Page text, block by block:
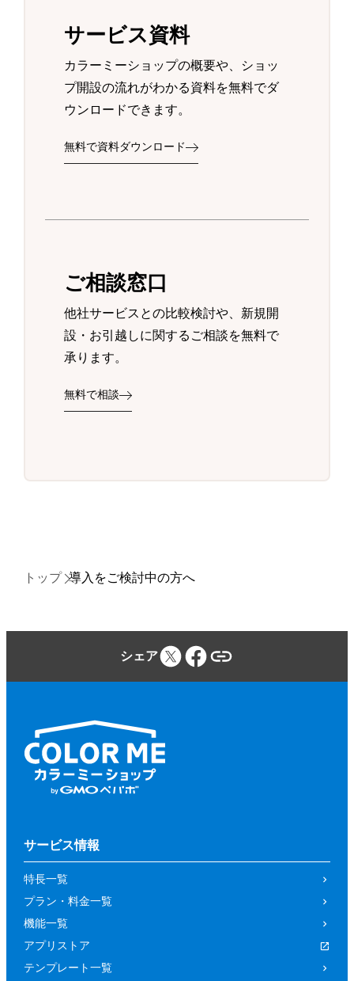
サービス資料
カラーミーショップの概要や、ショッ
プ開設の流れがわかる資料を無料でダ
ウンロードできます。
無料で資料ダウンロード
ご相談窓口
他社サービスとの比較検討や、新規開
設・お引越しに関するご相談を無料で
承ります。
無料で相談
トップ 導入をご検討中の方へ
シェア
サービス情報
特長一覧
プラン・料金一覧
機能一覧
アプリストア
テンプレート一覧